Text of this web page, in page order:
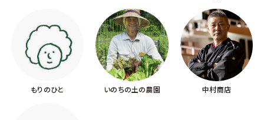
もりのひと いのちの土の農園 中村商店